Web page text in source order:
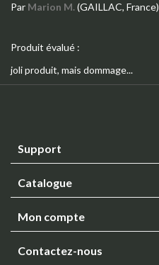
Par Marion M.(GAILLAC, France)
Produit évalué :
joli produit, mais dommage...
Support
Catalogue
Mon compte
Contactez-nous